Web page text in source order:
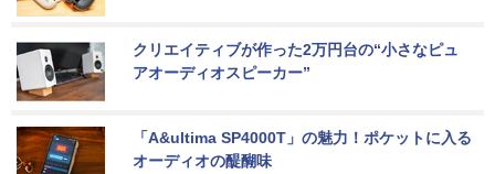
クリエイティブが作った2万円台の“小さなピュ
アオーディオスピーカー”
「A&ultima SP4000T」の魅力！ポケットに入る
オーディオの醍醐味